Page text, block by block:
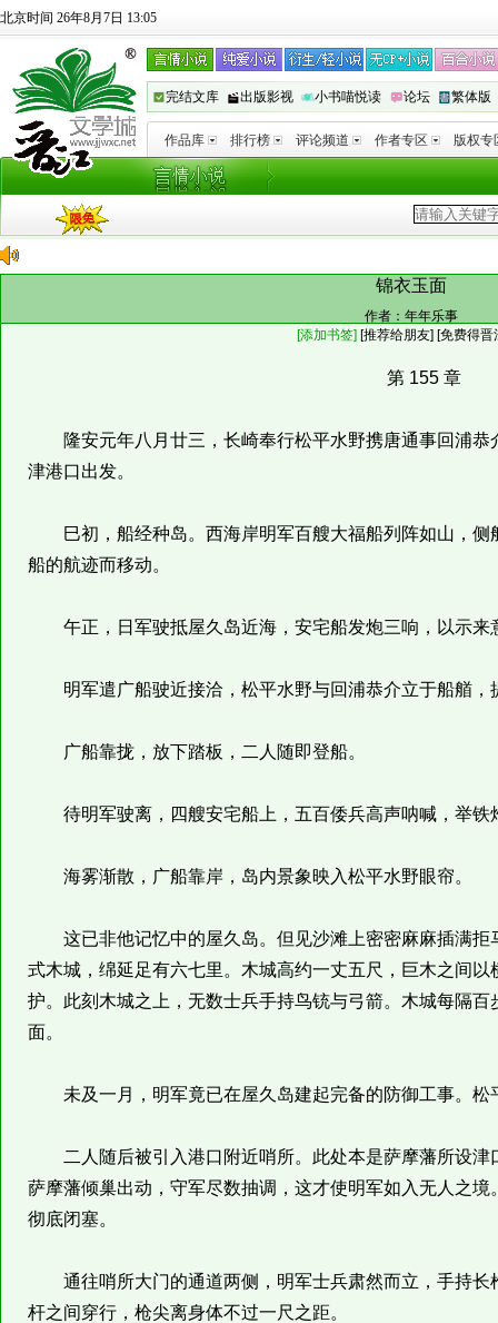
北京时间 26年8月7日 13:05
完结文库 出版影视 小书喵悦读 论坛 繁体版
作品库 排行榜 评论频道 作者专区 版权专
锦衣玉面
作者： 年年乐事
[添加书签] [推荐给朋友] [免费得晋
第 155 章
隆安元年八月廿三，长崎奉行松平水野携唐通事回浦恭
津港口出发。
巳初，船经种岛。西海岸明军百艘大福船列阵如山，侧
船的航迹而移动。
午正，日军驶抵屋久岛近海，安宅船发炮三响，以示来
明军遣广船驶近接洽，松平水野与回浦恭介立于船艏，
广船靠拢，放下踏板，二人随即登船。
待明军驶离，四艘安宅船上，五百倭兵高声呐喊，举铁
海雾渐散，广船靠岸，岛内景象映入松平水野眼帘。
这已非他记忆中的屋久岛。但见沙滩上密密麻麻插满拒
式木城，绵延足有六七里。木城高约一丈五尺，巨木之间
护。此刻木城之上，无数士兵手持鸟铳与弓箭。木城每隔
面。
未及一月，明军竟已在屋久岛建起完备的防御工事。松
二人随后被引入港口附近哨所。此处本是萨摩藩所设津
萨摩藩倾巢出动，守军尽数抽调，这才使明军如入无人之
彻底闭塞。
通往哨所大门的通道两侧，明军士兵肃然而立，手持长
杆之间穿行，枪尖离身体不过一尺之距。